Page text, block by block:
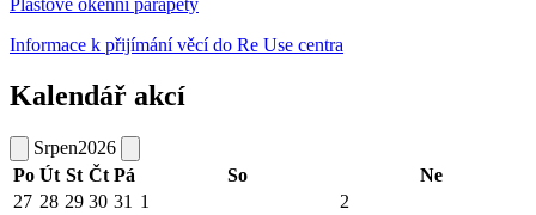
Informace k přijímání věcí do Re Use centra
Kalendář akcí
Srpen2026
Po Út St Čt Pá So
Ne
27 28 29 30 31 1 2